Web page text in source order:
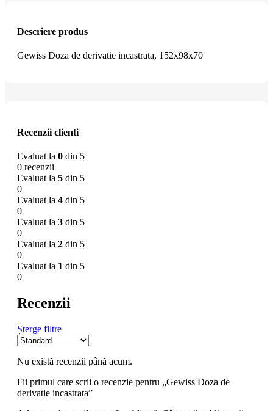
Descriere produs
Gewiss Doza de derivatie incastrata, 152x98x70
Recenzii clienti
Evaluat la 0 din 5
0 recenzii
Evaluat la 5 din 5
0
Evaluat la 4 din 5
0
Evaluat la 3 din 5
0
Evaluat la 2 din 5
0
Evaluat la 1 din 5
0
Recenzii
Șterge filtre
Nu există recenzii până acum.
Fii primul care scrii o recenzie pentru „Gewiss Doza de
derivatie incastrata”